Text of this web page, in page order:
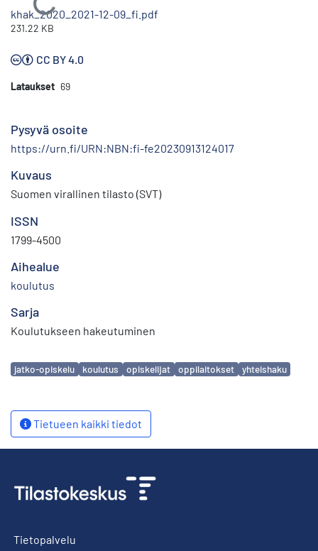
Ladataan...
khak_2020_2021-12-09_fi.pdf
231.22 KB
CC BY 4.0
Lataukset 69
Pysyvä osoite
https://urn.fi/URN:NBN:fi-fe20230913124017
Kuvaus
Suomen virallinen tilasto (SVT)
ISSN
1799-4500
Aihealue
koulutus
Sarja
Koulutukseen hakeutuminen
Avainsanat
jatko-opiskelu koulutus opiskelijat oppilaitokset yhteishaku
Tietueen kaikki tiedot
Tietopalvelu